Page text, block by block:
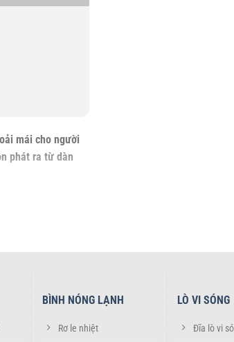
mái cho người
phát ra từ dàn
được xếp theo
chống gỉ sét,
BÌNH NÓNG LẠNH
Rơ le nhiệt
LÒ VI SÓNG
Đĩa lò vi